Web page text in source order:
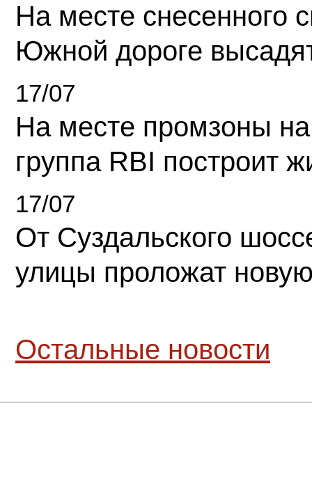
На месте снесенного
Южной дороге
17/07
На месте промзоны
группа RBI построит
17/07
От Суздальского
улицы проложат
Остальные новости